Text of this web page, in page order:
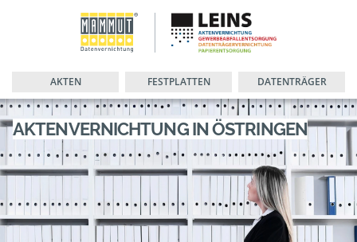
AKTEN FESTPLATTEN DATENTRÄGER
AKTENVERNICHTUNG IN ÖSTRINGEN